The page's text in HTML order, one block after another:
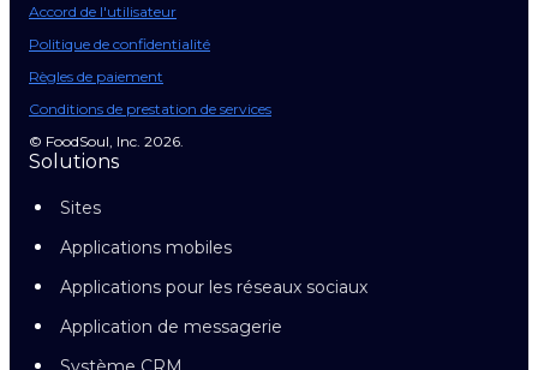
Accord de l'utilisateur
Politique de confidentialité
Règles de paiement
Conditions de prestation de services
© FoodSoul, Inc. 2026.
Solutions
Sites
Applications mobiles
Applications pour les réseaux sociaux
Application de messagerie